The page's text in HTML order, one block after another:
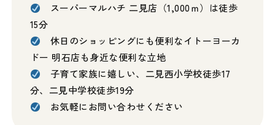
スーパーマルハチ 二見店（1,000ｍ）は徒歩
15分
休日のショッピングにも便利なイトーヨーカ
ドー 明石店も身近な便利な立地
子育て家族に嬉しい、二見西小学校徒歩17
分、二見中学校徒歩19分
お気軽にお問い合わせください